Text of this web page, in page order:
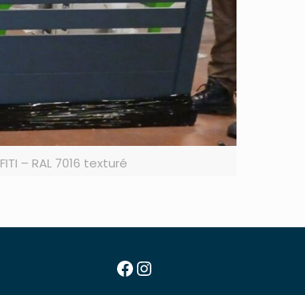
– RAL 7016 texturé
Facebook
Instagram